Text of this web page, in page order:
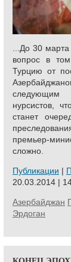
...До 30
вопрос в
Турцию от
следующим
нурсистов,
станет
премьер-
сложно.
Публикации |
20.03.2014 |
Азербайджан
Эрдоган